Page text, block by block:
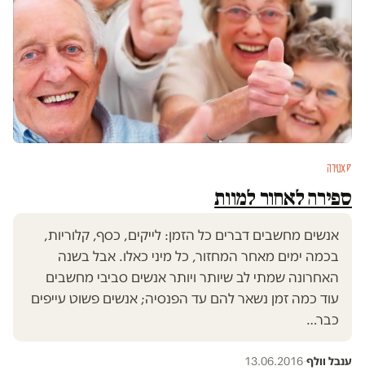
סאטירה
ספירה לאחור למוות
אנשים מחשבים דברים כל הזמן: לייקים, כסף, קלוריות,
בכמה ימים מאחר המחזור, כל מיני כאלו. אבל בשנה
האחרונה שמתי לב שיותר ויותר אנשים סביבי מחשבים
עוד כמה זמן נשאר להם עד הפנסיה; אנשים פשוט עייפים
כבר…
ענבל וולף·
13.06.2016